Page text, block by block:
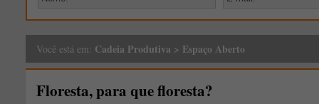
Você está em: Cadeia Produtiva > Espaço Aberto
Floresta, para que floresta?